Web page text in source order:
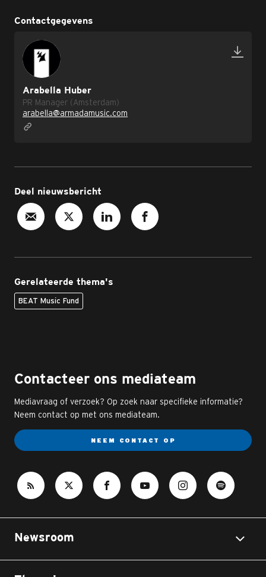
Contactgegevens
Arabella Huber
PR Manager (Amsterdam)
arabella@armadamusic.com
Deel nieuwsbericht
Gerelateerde thema's
BEAT Music Fund
Contacteer ons mediateam
Mediavraag of verzoek? Op zoek naar specifieke informatie?
Neem contact op met ons mediateam.
NEEM CONTACT OP
Newsroom